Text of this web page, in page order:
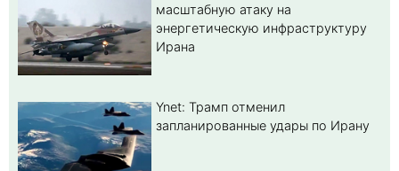
масштабную атаку на
энергетическую инфраструктуру
Ирана
Ynet: Трамп отменил
запланированные удары по Ирану